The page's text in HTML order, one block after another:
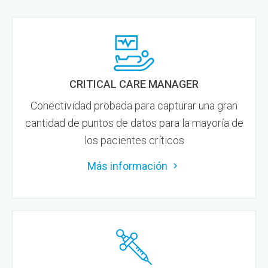
CRITICAL CARE MANAGER
Conectividad probada para capturar una gran
cantidad de puntos de datos para la mayoría de
los pacientes críticos
Más información